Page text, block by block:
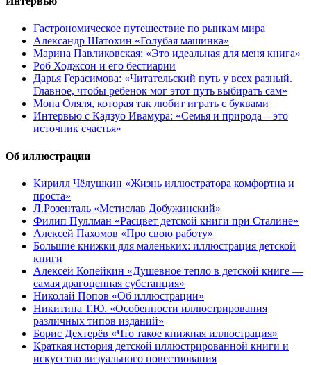
Гастрономическое путешествие по рынкам мира
Александр Шатохин «Голубая машинка»
Марина Павликовская: «Это идеальная для меня книга»
Роб Ходжсон и его бестиарии
Дарья Герасимова: «Читательский путь у всех разный.
Главное, чтобы ребенок мог этот путь выбирать сам»
Мона Оляля, которая так любит играть с буквами
Интервью с Кадзуо Ивамура: «Семья и природа – это
источник счастья»
Об иллюстрации
Кирилл Чёлушкин «Жизнь иллюстратора комфортна и
проста»
Л.Розенталь «Мстислав Добужинский»
Филип Пуллман «Расцвет детской книги при Сталине»
Алексей Пахомов «Про свою работу»
Большие книжки для маленьких: иллюстрация детской
книги
Алексей Копейкин «Душевное тепло в детской книге —
самая драгоценная субстанция»
Николай Попов «Об иллюстрации»
Никитина Т.Ю. «Особенности иллюстрирования
различных типов изданий»
Борис Дехтерёв «Что такое книжная иллюстрация»
Краткая история детской иллюстрированной книги и
искусство визуального повествования